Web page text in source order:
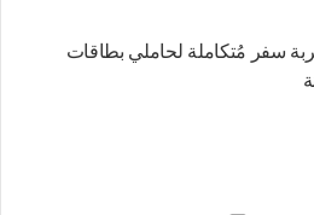
سفر مُتكاملة لحاملي بطاقات